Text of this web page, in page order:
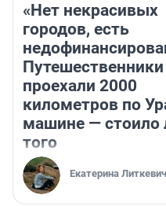
«Нет некрасивых
городов, есть
Путешественники
проехали 2000
километров по
машине — стоило
того
Екатерина Литкевич